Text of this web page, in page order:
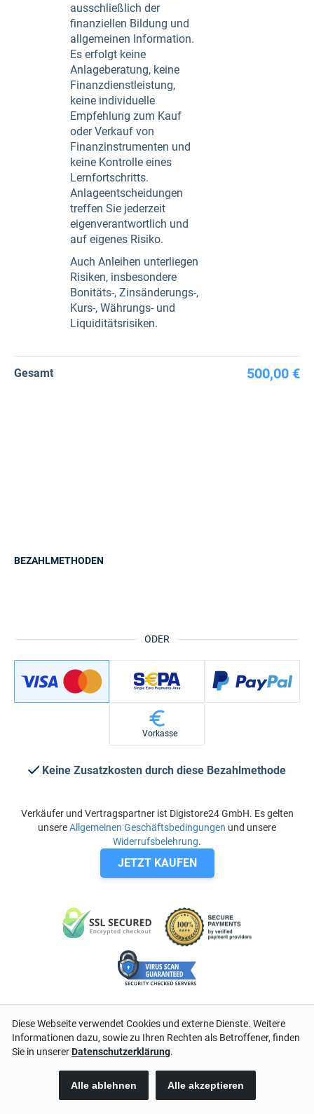
ausschließlich der
finanziellen Bildung und
allgemeinen Information.
Es erfolgt keine
Anlageberatung, keine
Finanzdienstleistung,
keine individuelle
Empfehlung zum Kauf
oder Verkauf von
Finanzinstrumenten und
keine Kontrolle eines
Lernfortschritts.
Anlageentscheidungen
treffen Sie jederzeit
eigenverantwortlich und
auf eigenes Risiko.
Auch Anleihen unterliegen
Risiken, insbesondere
Bonitäts-, Zinsänderungs-,
Kurs-, Währungs- und
Liquiditätsrisiken.
Gesamt 500,00 €
ODER
BEZAHLMETHODEN
Vorkasse
Keine Zusatzkosten durch diese Bezahlmethode
Verkäufer und Vertragspartner ist Digistore24 GmbH. Es gelten
unsereAllgemeinen Geschäftsbedingungen und unsere
Widerrufsbelehrung.
JETZT KAUFEN